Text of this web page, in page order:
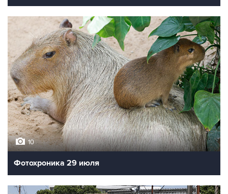
10
Фотохроника 29 июля